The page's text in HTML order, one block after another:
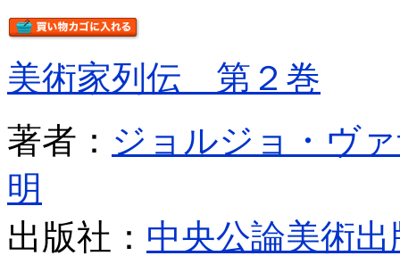
美術家列伝 第２巻
著者： ジョルジョ・ヴ
明
出版社： 中央公論美術出